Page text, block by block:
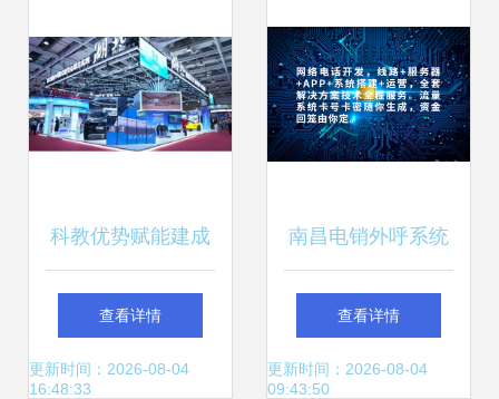
科教优势赋能建成
支点，网络科技添
翼荆楚跃升中博会
查看详情
更新时间：2026-08-04
16:48:33
南昌电销外呼系统
开发的现状与行业
智慧 河南爱聊科技
查看详情
更新时间：2026-08-04
09:43:50